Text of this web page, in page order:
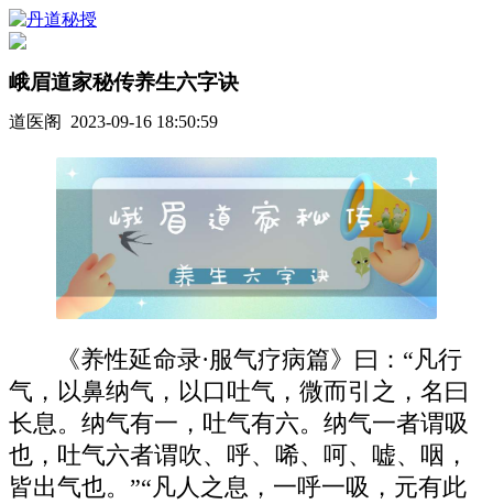
峨眉道家秘传养生六字诀
道医阁 2023-09-16 18:50:59
《养性延命录·服气疗病篇》曰：“凡行
气，以鼻纳气，以口吐气，微而引之，名曰
长息。纳气有一，吐气有六。纳气一者谓吸
也，吐气六者谓吹、呼、唏、呵、嘘、咽，
皆出气也。”“凡人之息，一呼一吸，元有此